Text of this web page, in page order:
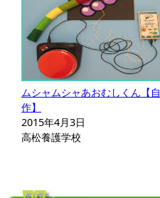
ムシャムシャあおむしくん【自
作】
2015年4月3日
高松養護学校